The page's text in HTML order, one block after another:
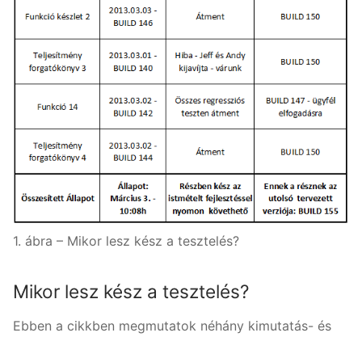
1. ábra – Mikor lesz kész a tesztelés?
Mikor lesz kész a tesztelés?
Ebben a cikkben megmutatok néhány kimutatás- és